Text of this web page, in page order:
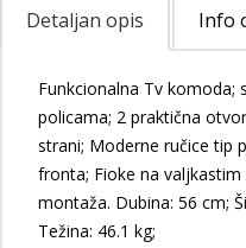
Detaljan opis Info
Funkcionalna Tv komoda;
policama; 2 praktična
strani; Moderne ručice tip
fronta; Fioke na
montaža. Dubina: 56 cm;
Težina: 46.1 kg;